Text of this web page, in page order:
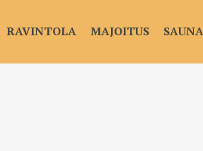
RAVINTOLA MAJOITUS